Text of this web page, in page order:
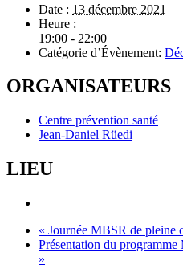
Date : 13 décembre 2021
Heure :
19:00 - 22:00
Catégorie d’Évènement:
ORGANISATEURS
Centre prévention santé
Jean-Daniel Rüedi
LIEU
« Journée MBSR de pleine
Présentation du
»